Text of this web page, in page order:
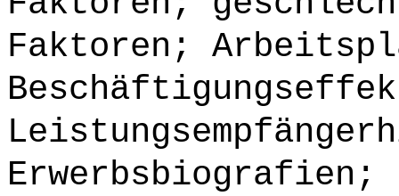
Faktoren;
Erwerbsbiografien;